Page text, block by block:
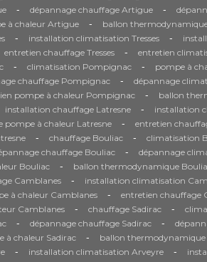
- dépannage chauffage Artigue -
à chaleur Artigue - ballon
- installation climatisation Tresses -
entretien chauffage Tresses - entretien
- climatisation Pompignac - pompe à
chauffage Pompignac - dépannage
pompe à chaleur Pompignac - ballon
installation chauffage Latresne - installation
pompe à chaleur Latresne - entretien
- chauffage Bouliac - climatisation
chauffage Bouliac - dépannage
Bouliac - ballon thermodynamique
Camblanes - installation climatisation
à chaleur Camblanes - entretien chauffage
Camblanes - chauffage Sadirac -
- dépannage chauffage Sadirac -
à chaleur Sadirac - ballon thermodynamique
- installation climatisation Arveyre -